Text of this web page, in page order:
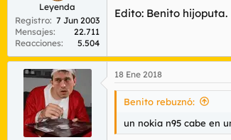
Leyenda
Registro 7 Jun 2003
Mensajes
22.711
Reacciones
5.504
Edito: Benito hijoputa.
18 Ene 2018
Benito rebuznó:
un nokia n95 cabe en